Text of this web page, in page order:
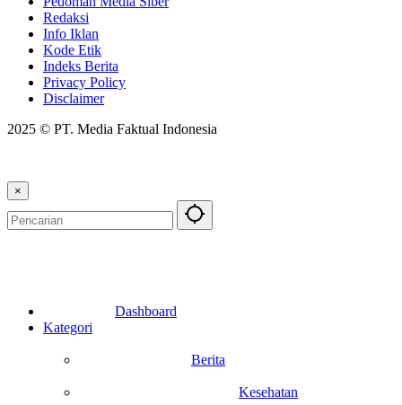
Redaksi
Info Iklan
Kode Etik
Indeks Berita
Privacy Policy
Disclaimer
2025 © PT. Media Faktual Indonesia
×
Dashboard
Kategori
Berita
Kesehatan